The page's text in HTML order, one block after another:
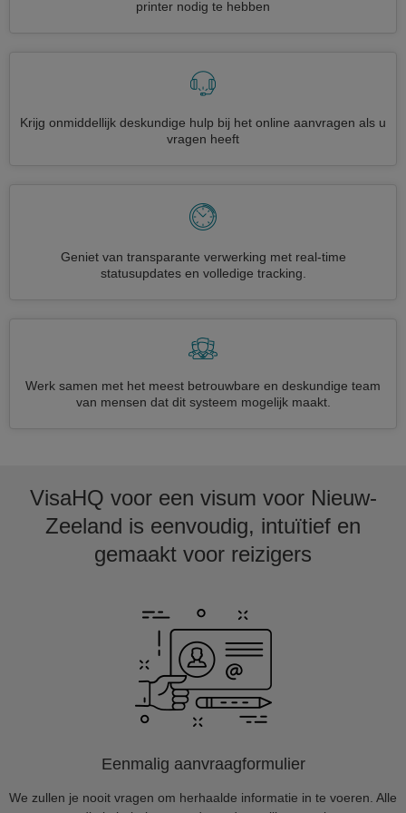
printer nodig te hebben
Krijg onmiddellijk deskundige hulp bij het online aanvragen als u
vragen heeft
Geniet van transparante verwerking met real-time
statusupdates en volledige tracking.
Werk samen met het meest betrouwbare en deskundige team
van mensen dat dit systeem mogelijk maakt.
VisaHQ voor een visum voor Nieuw-
Zeeland is eenvoudig, intuïtief en
gemaakt voor reizigers
Eenmalig aanvraagformulier
We zullen je nooit vragen om herhaalde informatie in te voeren. Alle